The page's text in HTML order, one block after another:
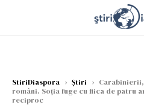
StiriDiaspora › Știri ›
români. Soția fuge cu fiica de patru
reciproc